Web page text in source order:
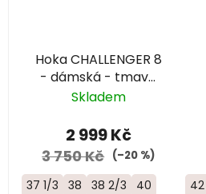
Hoka CHALLENGER 8
- dámská - tmavě
zelená
Skladem
2 999 Kč
3 750 Kč (–20 %)
37 1/3 38 38 2/3 40 42